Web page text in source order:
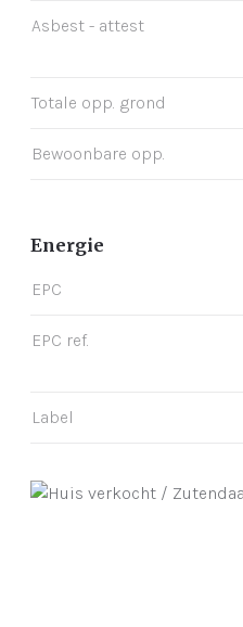
Asbest - attest
Totale opp. grond
Bewoonbare opp.
Energie
EPC
EPC ref.
Label